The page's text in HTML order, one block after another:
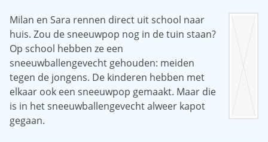
Milan en Sara rennen direct uit school naar
huis. Zou de sneeuwpop nog in de tuin staan?
Op school hebben ze een
sneeuwballengevecht gehouden: meiden
tegen de jongens. De kinderen hebben met
elkaar ook een sneeuwpop gemaakt. Maar die
is in het sneeuwballengevecht alweer kapot
gegaan.